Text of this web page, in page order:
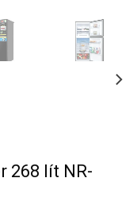
268 lít NR-